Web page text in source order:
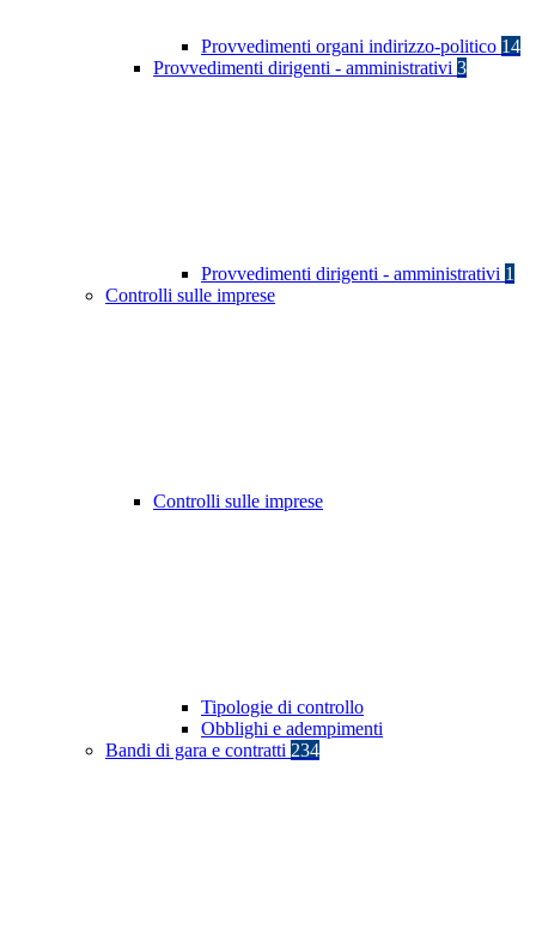
Provvedimenti organi indirizzo-politico 14
Provvedimenti dirigenti - amministrativi 3
Provvedimenti dirigenti - amministrativi 1
Controlli sulle imprese
Controlli sulle imprese
Tipologie di controllo
Obblighi e adempimenti
Bandi di gara e contratti 234